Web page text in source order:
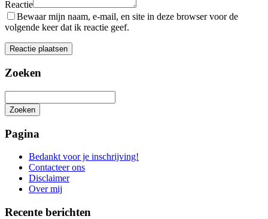
Reactie
Bewaar mijn naam, e-mail, en site in deze browser voor de
volgende keer dat ik reactie geef.
Zoeken
Zoeken
zoeken
Pagina
Bedankt voor je inschrijving!
Contacteer ons
Disclaimer
Over mij
Recente berichten